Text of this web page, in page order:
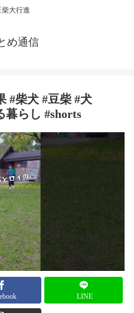
柴大行進
め通信
#柴犬 #豆柴 #犬
暮らし #shorts
LINE